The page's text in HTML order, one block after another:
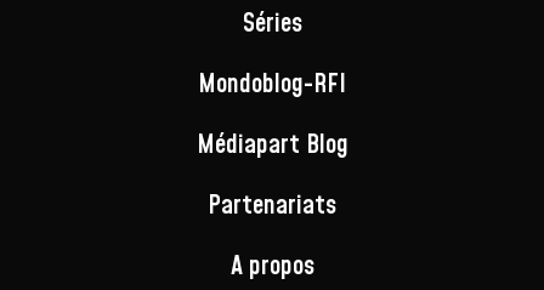
Séries
Mondoblog-RFI
Médiapart Blog
Partenariats
A propos